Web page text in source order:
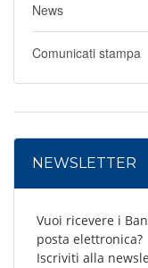
News
Comunicati stampa
NEWSLETTER
Vuoi ricevere i
posta elettronica?
Iscriviti alla